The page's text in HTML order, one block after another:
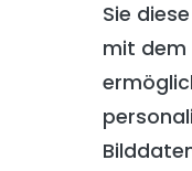
Sie
mit dem